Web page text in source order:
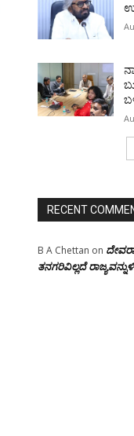
RECENT
B A Chettan on
ತನಗರಿವಿಲ್ಲದೆ